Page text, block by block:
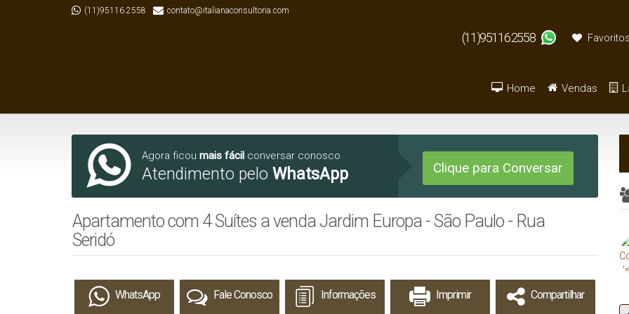
(11)95116.2558 contato@italianaconsultoria.com
Favoritos
Vendas
Home
Agora ficou mais fácil conversar conosco
Atendimento pelo WhatsApp Clique para Conversar
Apartamento com 4 Suítes a venda Jardim Europa - São Paulo - Rua
Seridó
WhatsApp Fale Conosco Informações Imprimir Compartilhar